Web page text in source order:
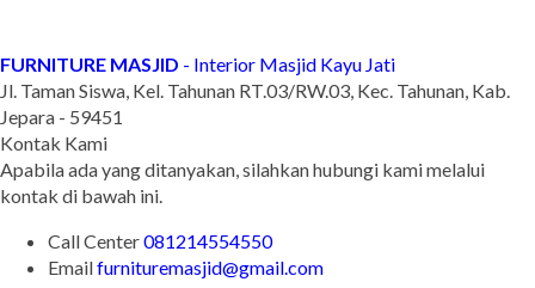
FURNITURE MASJID - Interior Masjid Kayu Jati
Jl. Taman Siswa, Kel. Tahunan RT.03/RW.03, Kec. Tahunan, Kab.
Jepara - 59451
Kontak Kami
Apabila ada yang ditanyakan, silahkan hubungi kami melalui
kontak di bawah ini.
Call Center081214554550
Emailfurnituremasjid@gmail.com